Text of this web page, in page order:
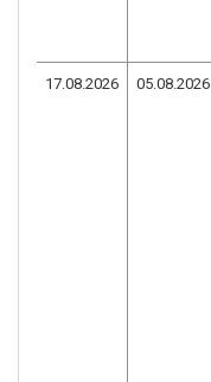
17.08.2026 05.08.2026